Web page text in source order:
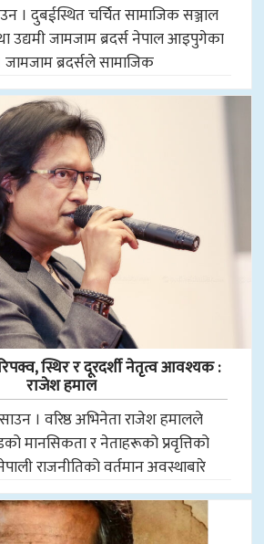
। दुबईस्थित चर्चित सामाजिक सञ्जाल
उद्यमी जामजाम ब्रदर्स नेपाल आइपुगेका
ब्रदर्सले सामाजिक
स्थिर र दूरदर्शी नेतृत्व आवश्यक :
राजेश हमाल
। वरिष्ठ अभिनेता राजेश हमालले
मानसिकता र नेताहरूको प्रवृत्तिको
राजनीतिको वर्तमान अवस्थाबारे